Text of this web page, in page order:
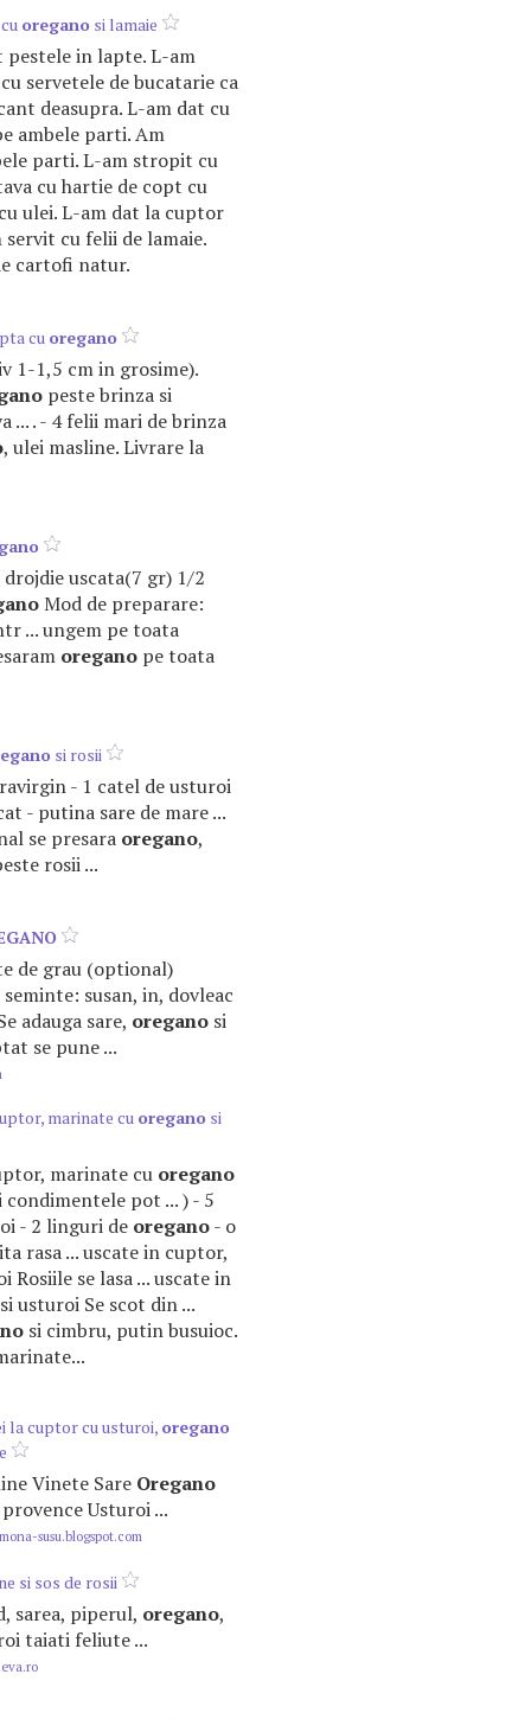
oregano si lamaie
pestele in lapte. L-am
servetele de bucatarie ca
deasupra. L-am dat cu
ambele parti. Am
parti. L-am stropit cu
cu hartie de copt cu
ulei. L-am dat la cuptor
cu felii de lamaie.
cartofi natur.
cu oregano
1-1,5 cm in grosime).
peste brinza si
... . - 4 felii mari de brinza
, ulei masline. Livrare la
uscata(7 gr) 1/2
Mod de preparare:
... ungem pe toata
oregano pe toata
si rosii
- 1 catel de usturoi
- putina sare de mare ...
se presara oregano,
rosii ...
de grau (optional)
susan, in, dovleac
adauga sare, oregano si
se pune ...
marinate cu oregano si
marinate cu oregano
condimentele pot ... ) - 5
- 2 linguri de oregano- o
rasa ... uscate in cuptor,
Rosiile se lasa ... uscate in
usturoi Se scot din ...
si cimbru, putin busuioc.
la cuptor cu usturoi, oregano
Vinete Sare Oregano
Usturoi ...
susu.blogspot.com
si sos de rosii
sarea, piperul, oregano,
taiati feliute ...